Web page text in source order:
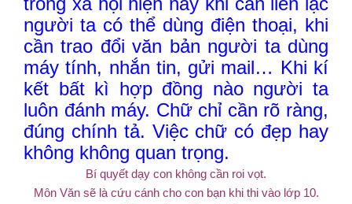
người ta có thể dùng điện thoại, khi
cần trao đổi văn bản người ta dùng
máy tính, nhắn tin, gửi mail… Khi kí
kết bất kì hợp đồng nào người ta
luôn đánh máy. Chữ chỉ cần rõ ràng,
đúng chính tả. Việc chữ có đẹp hay
không không quan trọng.
Bí quyết dạy con không cần roi vọt.
Môn Văn sẽ là cứu cánh cho con bạn khi thi vào lớp 10.